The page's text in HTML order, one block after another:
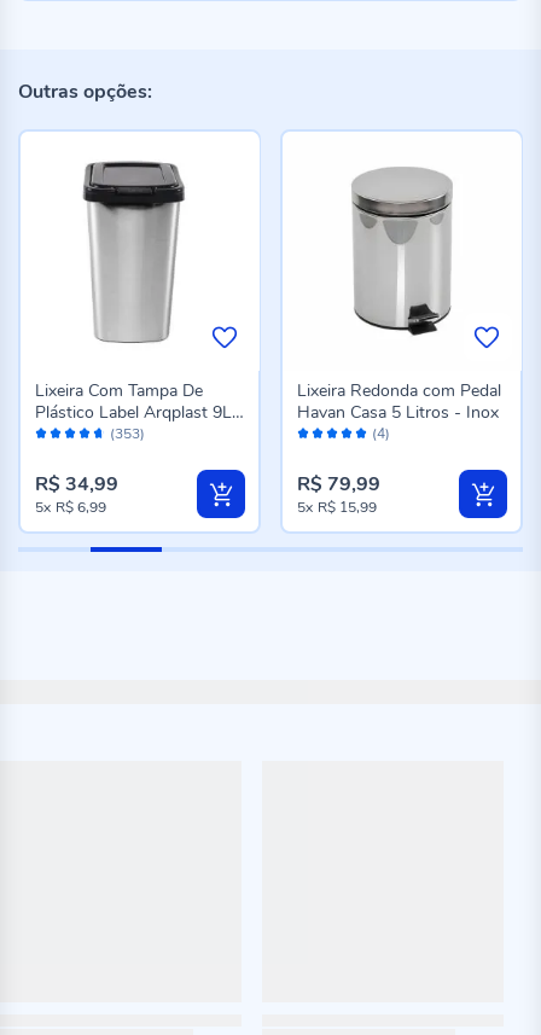
Outras opções:
Avaliação: (353)
Lixeira Com Tampa De
Plástico Label Arqplast 9L -
Metalizada
R$ 34,99
5x R$ 6,99
Avaliação: (4)
Lixeira Redonda com Pedal
Havan Casa 5 Litros - Inox
R$ 79,99
5x R$ 15,99